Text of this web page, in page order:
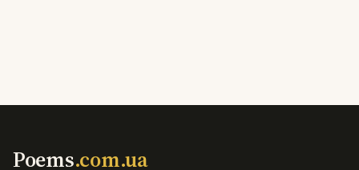
Poems.com.ua